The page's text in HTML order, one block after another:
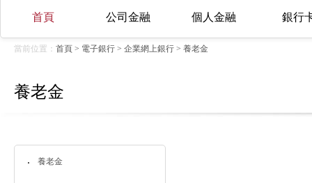
首頁 公司金融 個人金融 銀行
當前位置： 首頁 > 電子銀行 > 企業網上銀行 > 養老金
養老金
養老金